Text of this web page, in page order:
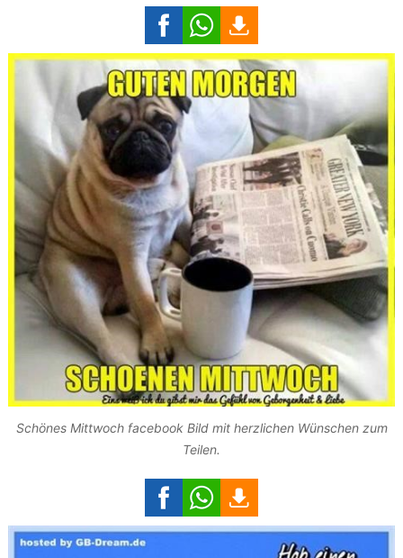
Schönes Mittwoch facebook Bild mit herzlichen Wünschen zum
Teilen.